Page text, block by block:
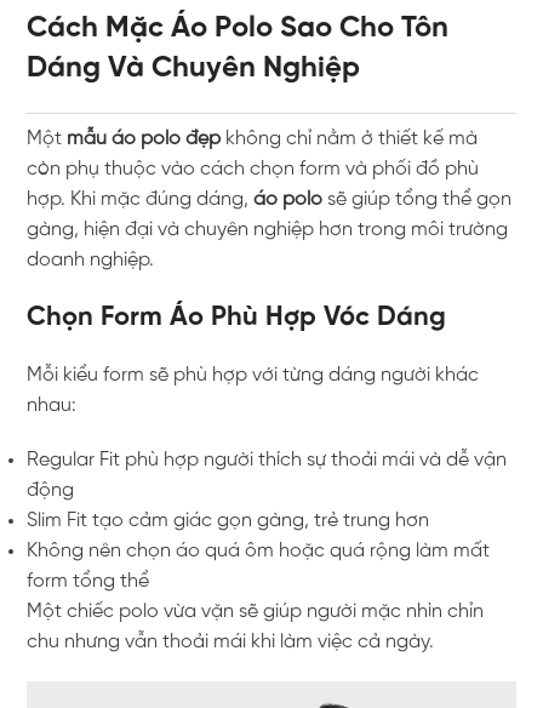
Cách Mặc Áo Polo Sao Cho Tôn
Dáng Và Chuyên Nghiệp
Một mẫu áo polo đẹp không chỉ nằm ở thiết kế mà
còn phụ thuộc vào cách chọn form và phối đồ phù
hợp. Khi mặc đúng dáng,áo polo sẽ giúp tổng thể gọn
gàng, hiện đại và chuyên nghiệp hơn trong môi trường
doanh nghiệp.
Chọn Form Áo Phù Hợp Vóc Dáng
Mỗi kiểu form sẽ phù hợp với từng dáng người khác
nhau:
Regular Fit phù hợp người thích sự thoải mái và dễ vận
động
Slim Fit tạo cảm giác gọn gàng, trẻ trung hơn
Không nên chọn áo quá ôm hoặc quá rộng làm mất
form tổng thể
Một chiếc polo vừa vặn sẽ giúp người mặc nhìn chỉn
chu nhưng vẫn thoải mái khi làm việc cả ngày.